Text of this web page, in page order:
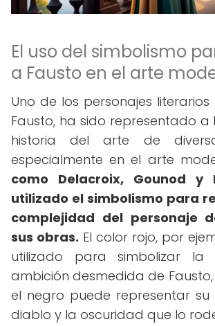
El uso del simbolismo
a Fausto en el arte
Uno de los personajes literarios
Fausto, ha sido representado
historia del arte de
especialmente en el arte
como Delacroix, Gounod y
utilizado el simbolismo para
complejidad del personaje
sus obras. El color rojo, por
utilizado para simbolizar
ambición desmedida de
el negro puede representar
diablo y la oscuridad que lo